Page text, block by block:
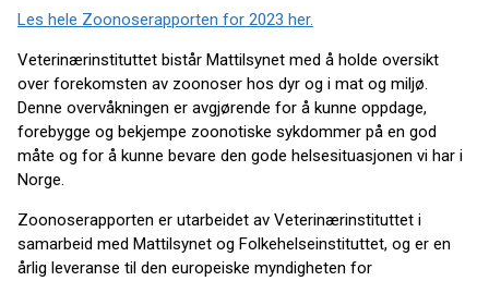
Les hele Zoonoserapporten for 2023 her.
Veterinærinstituttet bistår Mattilsynet med å holde oversikt
over forekomsten av zoonoser hos dyr og i mat og miljø.
Denne overvåkningen er avgjørende for å kunne oppdage,
forebygge og bekjempe zoonotiske sykdommer på en god
måte og for å kunne bevare den gode helsesituasjonen vi har i
Norge.
Zoonoserapporten er utarbeidet av Veterinærinstituttet i
samarbeid med Mattilsynet og Folkehelseinstituttet, og er en
årlig leveranse til den europeiske myndigheten for